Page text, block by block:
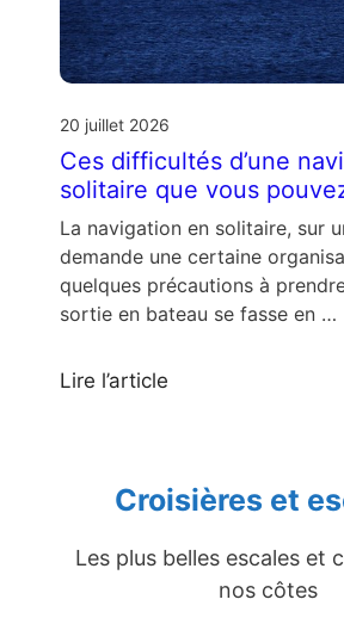
20 juillet 2026
Ces difficultés d’une
solitaire que vous
La navigation en solitaire, sur
demande une certaine
quelques précautions à
sortie en bateau se fasse en …
Lire l’article
Croisières et
Les plus belles escales et
nos côtes